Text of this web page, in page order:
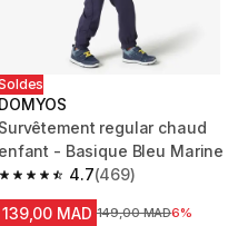
DOMYOS
Survêtement regular chaud
enfant - Basique Bleu Marine
4.7
4.7 out of 5 stars from 469
(469)
139,00 MAD Prix avant la réduction
149,00 MAD6%